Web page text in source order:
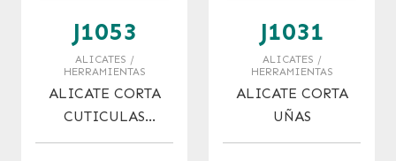
J1053
ALICATES /
HERRAMIENTAS
ALICATE CORTA
CUTICULAS
M/COLOR
J1031
ALICATES /
HERRAMIENTAS
ALICATE CORTA
UÑAS